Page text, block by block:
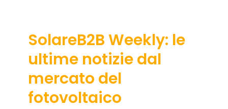
SolareB2B Weekly: le
ultime notizie dal
mercato del
fotovoltaico